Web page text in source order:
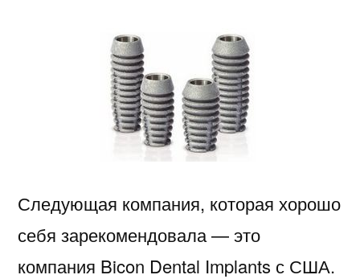
Следующая компания, которая хорошо
себя зарекомендовала — это
компания Bicon Dental Implants с США.